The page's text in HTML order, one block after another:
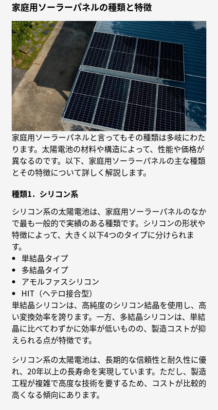
家庭用ソーラーパネルの種類と特徴
家庭用ソーラーパネルと言ってもその種類は多岐にわた
ります。太陽電池の材料や構造によって、性能や価格が
異なるのです。以下、家庭用ソーラーパネルの主な種類
とその特徴について詳しく解説します。
種類1．シリコン系
シリコン系の太陽電池は、家庭用ソーラーパネルのなか
で最も一般的で実績のある種類です。シリコンの形状や
特徴によって、大きく以下4つのタイプに分けられま
す。
単結晶タイプ
多結晶タイプ
アモルファスシリコン
HIT（ヘテロ接合型）
単結晶シリコンは、高純度のシリコン結晶を使用し、高
い変換効率を誇ります。一方、多結晶シリコンは、単結
晶に比べてわずかに効率が低いものの、製造コストが抑
えられる点が特徴です。
シリコン系の太陽電池は、長期的な信頼性と耐久性に優
れ、20年以上の長寿命を実現しています。ただし、製造
工程が複雑で高度な技術を要するため、コストが比較的
高くなる傾向にあります。